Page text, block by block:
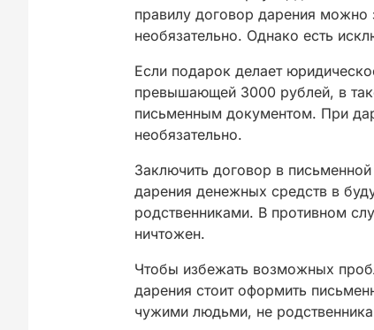
правилу договор дарения
необязательно. Однако есть
Если подарок делает
превышающей 3000 рублей, в
письменным документом. При
необязательно.
Заключить договор в
дарения денежных средств в
родственниками. В противном
ничтожен.
Чтобы избежать возможных
дарения стоит оформить
чужими людьми, не